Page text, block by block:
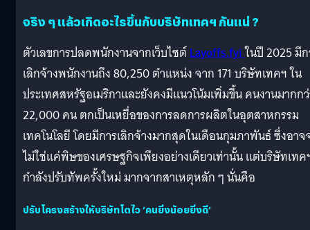
จริง ๆ แล้วเกิดอะไรขึ้นกับบริษัทเทคฯ กันแน่ ?
ตัวเลขการปลดพนักงานจากเว็บไซต์Layoffs.fyiในปี 2025 มี
เลิกจ้างพนักงานถึง 80,250 ตำแหน่ง จาก 171 บริษัทเทคฯ ใน
ประเทศสหรัฐอเมริกาและยังคงมีแนวโน้มเพิ่มขึ้น คนงานมากก
22,000 คน ตกเป็นเหยื่อของการลดการผลิตในอุตสาหกรรม
เทคโนโลยี โดยมีการเลิกจ้างมากสุดในเดือนกุมภาพันธ์ ซึ่งอาจ
ไม่ใช่แค่พิษของเศรษฐกิจเพียงอย่างเดียวเท่านั้น แต่บริษัทเทค
กำลังปรับทัพครั้งใหม่ มากจากสาเหตุหลัก ๆ นั่นคือ
ปรับโครงสร้างให้บริษัทโตไว ’คนยิ่งน้อยยิ่งดี’